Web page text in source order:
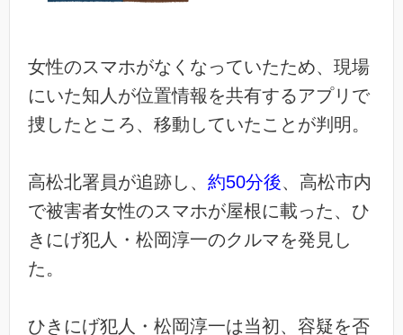
女性のスマホがなくなっていたため、現場
にいた知人が位置情報を共有するアプリで
捜したところ、移動していたことが判明。
高松北署員が追跡し、 約50分後、高松市内
で被害者女性のスマホが屋根に載った、ひ
きにげ犯人・松岡淳一のクルマを発見し
た。
ひきにげ犯人・松岡淳一は当初、容疑を否